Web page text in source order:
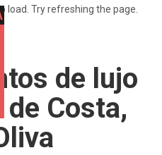
▾
load. Try refreshing the page.
de lujo
Costa,